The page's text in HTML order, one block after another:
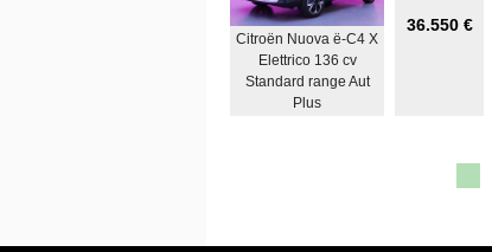
Citroën Nuova ë-C4 X
Elettrico 136 cv
Standard range Aut
Plus
36.550 €